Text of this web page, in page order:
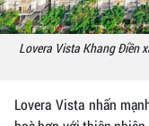
Lovera Vista Khang Điền
Lovera Vista nhấn